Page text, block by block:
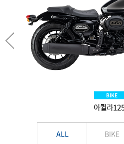
BIKE
아퀼라
BIKE
SCOOTER
EV
E-
ALL BIKE